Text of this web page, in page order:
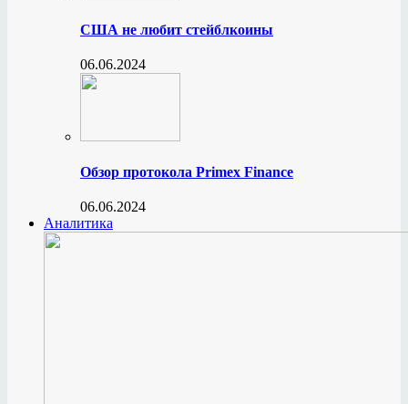
США не любит стейблкоины
06.06.2024
Обзор протокола Primex Finance
06.06.2024
Аналитика